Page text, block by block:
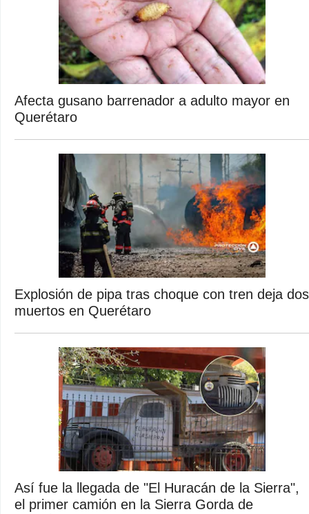
Afecta gusano barrenador a adulto mayor en
Querétaro
Explosión de pipa tras choque con tren deja dos
muertos en Querétaro
Así fue la llegada de "El Huracán de la Sierra",
el primer camión en la Sierra Gorda de